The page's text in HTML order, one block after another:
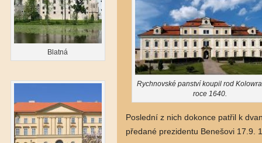
Blatná
Rychnovské panství koupil rod
roce 1640.
Poslední z nich dokonce patřil k
předané prezidentu Benešovi 17.9.